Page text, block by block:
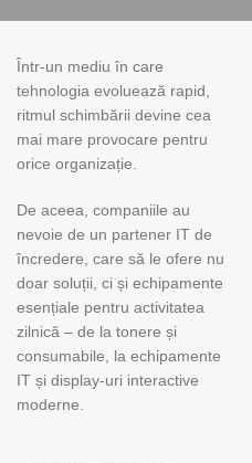
Într-un mediu în care
tehnologia evoluează rapid,
ritmul schimbării devine cea
mai mare provocare pentru
orice organizație.
De aceea, companiile au
nevoie de un partener IT de
încredere, care să le ofere nu
doar soluții, ci și echipamente
esențiale pentru activitatea
zilnică – de la tonere și
consumabile, la echipamente
IT și display-uri interactive
moderne.